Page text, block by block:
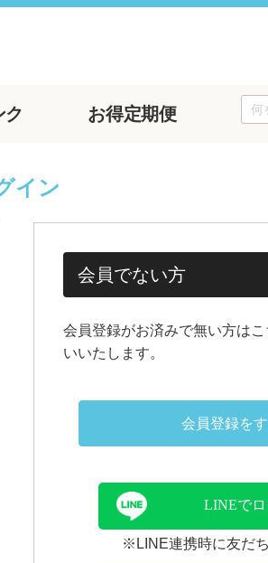
ク お得定期便
イン
会員でない方
会員登録がお済みで無い方は
いいたします。
会員登録を
LINEで
※LINE連携時に友だ